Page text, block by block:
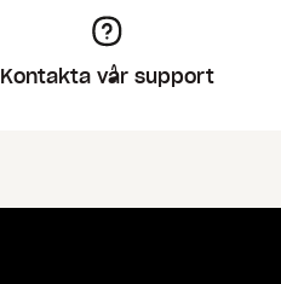
Kontakta vår support